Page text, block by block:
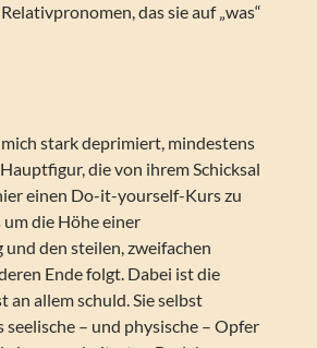
das sie auf „was“
stark deprimiert, mindestens
die von ihrem Schicksal
einen Do-it-yourself-Kurs zu
die Höhe einer
und den steilen, zweifachen
Ende folgt. Dabei ist die
an allem schuld. Sie selbst
seelische – und physische – Opfer